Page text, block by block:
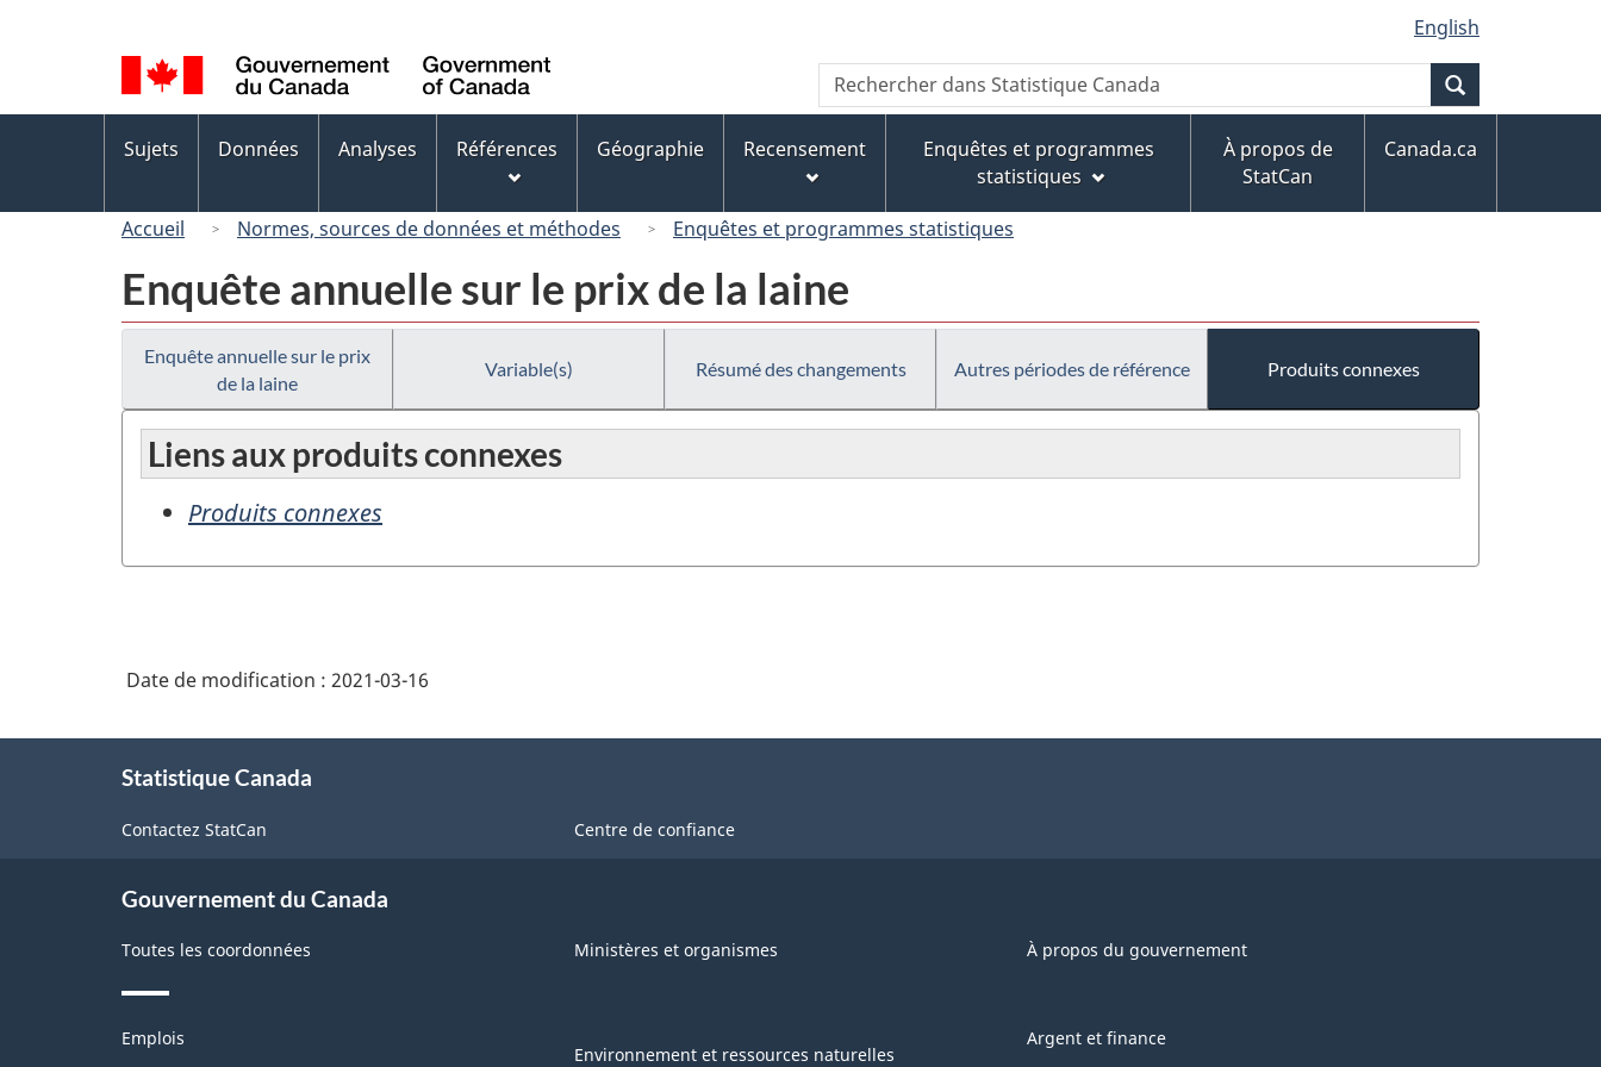
au
contenu
principal
« À
propos
de
ce
version
HTML
simplifiée
de
la
langue
English
Canada
Recherche
Rechercher
dans
Canada
des
Sujets Données Analyses Références Géographie Recensement
Enquêtes et programmes
statistiques
À propos de
StatCan
Canada.ca
Accueil Normes, sources de données et méthodes Enquêtes et programmes statistiques
Enquête annuelle sur le prix de la laine
Enquête annuelle sur le prix
de la laine
Variable(s) Résumé des changements Autres périodes de référence Produits connexes
Liens aux produits connexes
Produits connexes
Date de modification : 2021-03-16
Statistique Canada
Contactez StatCan Centre de confiance
Gouvernement du Canada
Toutes les coordonnées Ministères et organismes À propos du gouvernement
Thèmes
Emplois
Environnement et ressources naturelles
Argent et finance